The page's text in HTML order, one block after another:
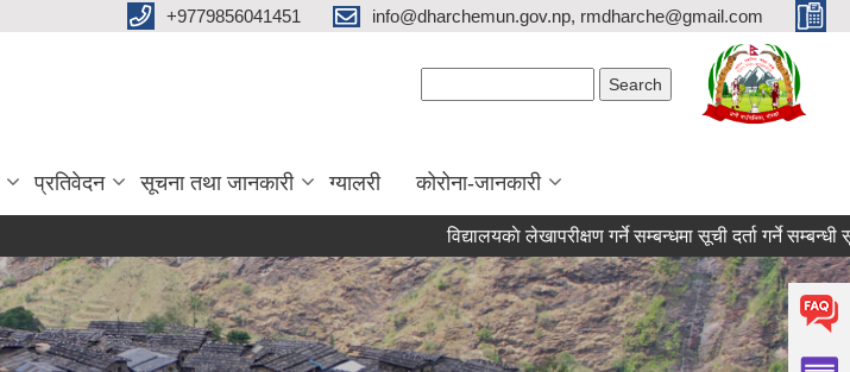
+9779856041451 info@dharchemun.gov.np, rmdharche@gmail.com
प्रतिवेदन सूचना तथा जानकारी ग्यालरी कोरोना-जानकारी
विद्यालयकाे लेखापरीक्षण गर्ने सम्बन्धमा सूची दर्ता गर्ने सम्बन्धी सूचना ।